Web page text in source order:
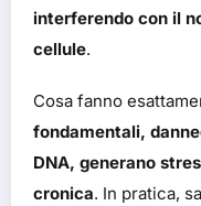
interferendo con il
cellule.
Cosa fanno
fondamentali,
DNA, generano
cronica. In pratica,